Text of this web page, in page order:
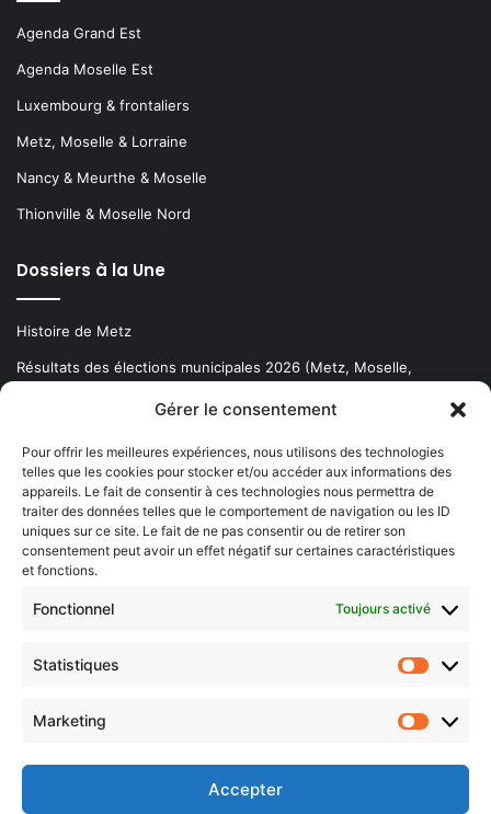
Gérer le consentement
Pour offrir les meilleures expériences, nous utilisons des technologies
telles que les cookies pour stocker et/ou accéder aux informations des
appareils. Le fait de consentir à ces technologies nous permettra de
traiter des données telles que le comportement de navigation ou les ID
uniques sur ce site. Le fait de ne pas consentir ou de retirer son
consentement peut avoir un effet négatif sur certaines caractéristiques
et fonctions.
Fonctionnel Toujours activé
Statistiques
Marketing
Accepter
Agenda Grand Est
Agenda Moselle Est
Luxembourg & frontaliers
Metz, Moselle & Lorraine
Nancy & Meurthe & Moselle
Thionville & Moselle Nord
Dossiers à la Une
Histoire de Metz
Résultats des élections municipales 2026 (Metz, Moselle,
Newsletter gratuite
Choisissez : matin, soir ou hebdo ?
votre